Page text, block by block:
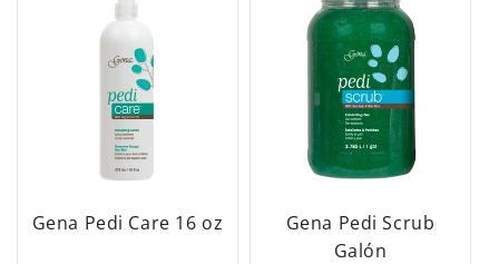
Gena Pedi Care 16 oz
Gena Pedi Scrub
Galón